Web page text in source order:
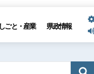
しごと・産業 県政情報